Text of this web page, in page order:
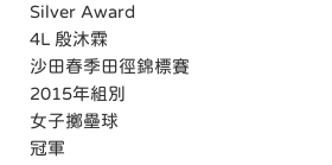
Silver Award
4L 殷沐霖
沙田春季田徑錦標賽
2015年組別
女子擲壘球
冠軍